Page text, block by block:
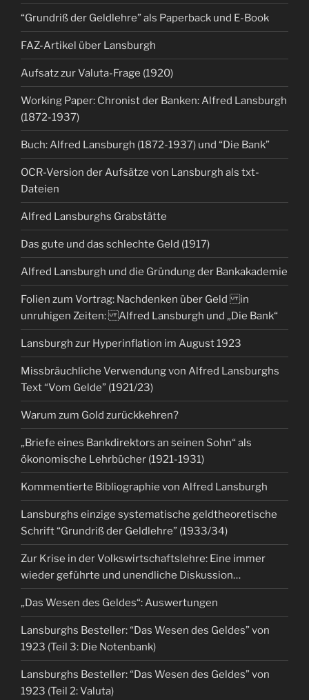
“Grundriß der Geldlehre” als Paperback und E-Book
FAZ-Artikel über Lansburgh
Aufsatz zur Valuta-Frage (1920)
Working Paper: Chronist der Banken: Alfred Lansburgh
(1872-1937)
Buch: Alfred Lansburgh (1872-1937) und “Die Bank”
OCR-Version der Aufsätze von Lansburgh als txt-
Dateien
Alfred Lansburghs Grabstätte
Das gute und das schlechte Geld (1917)
Alfred Lansburgh und die Gründung der Bankakademie
Folien zum Vortrag: Nachdenken über Geld in
unruhigen Zeiten: Alfred Lansburgh und „Die Bank“
Lansburgh zur Hyperinflation im August 1923
Missbräuchliche Verwendung von Alfred Lansburghs
Text “Vom Gelde” (1921/23)
Warum zum Gold zurückkehren?
„Briefe eines Bankdirektors an seinen Sohn“ als
ökonomische Lehrbücher (1921-1931)
Kommentierte Bibliographie von Alfred Lansburgh
Lansburghs einzige systematische geldtheoretische
Schrift “Grundriß der Geldlehre” (1933/34)
Zur Krise in der Volkswirtschaftslehre: Eine immer
wieder geführte und unendliche Diskussion…
„Das Wesen des Geldes“: Auswertungen
Lansburghs Besteller: “Das Wesen des Geldes” von
1923 (Teil 3: Die Notenbank)
Lansburghs Besteller: “Das Wesen des Geldes” von
1923 (Teil 2: Valuta)